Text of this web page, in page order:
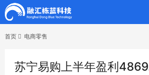
首页 电商零售
苏宁易购上半年盈利